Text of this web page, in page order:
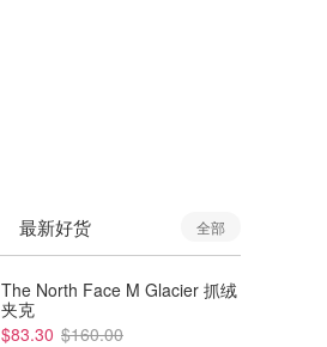
最新好货 全部
The North Face M Glacier 抓绒
夹克
$83.30 $160.00